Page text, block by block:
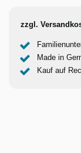
zzgl.
Made in
Kauf auf